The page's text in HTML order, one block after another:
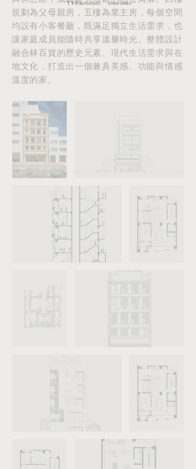
規劃為父母親房，五樓為業主房，每個空間
均設有小客餐廳，既滿足獨立生活需求，也
讓家庭成員能隨時共享溫馨時光。整體設計
融合林百貨的歷史元素、現代生活需求與在
地文化，打造出一個兼具美感、功能與情感
溫度的家。